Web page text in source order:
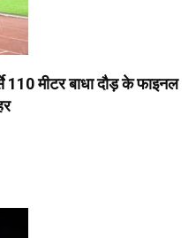
मीटर बाधा दौड़ के फाइनल